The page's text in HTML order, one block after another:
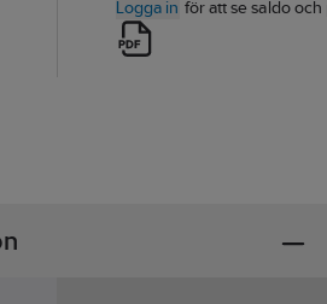
Logga in för att se saldo och